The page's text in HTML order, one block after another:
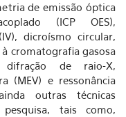
de emissão óptica
(ICP OES),
dicroísmo circular,
cromatografia gasosa
difração de raio-X,
(MEV) e ressonância
outras técnicas
tais como,